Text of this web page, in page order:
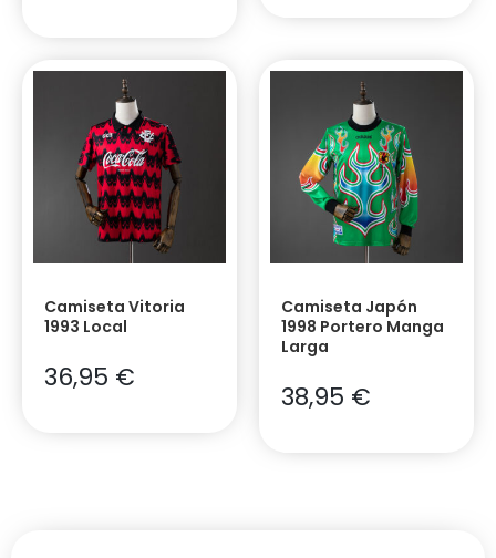
Camiseta Vitoria
1993 Local
36,95 €
Camiseta Japón
1998 Portero Manga
Larga
38,95 €